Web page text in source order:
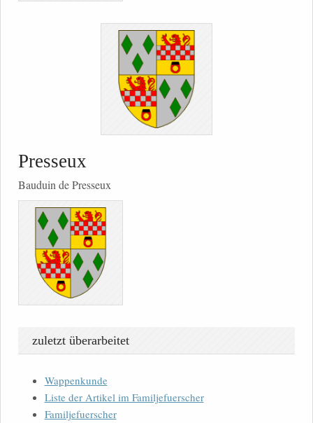
Presseux
Bauduin de Presseux
zuletzt überarbeitet
Wappenkunde
Liste der Artikel im Familjefuerscher
Familjefuerscher